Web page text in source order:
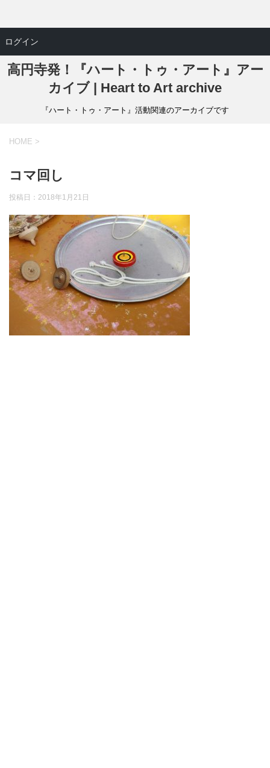
高円寺発！『ハート・トゥ・アート』アー
カイブ | Heart to Art archive
『ハート・トゥ・アート』活動関連のアーカイブです
HOME >
コマ回し
投稿日： 2018年1月21日
ログイン